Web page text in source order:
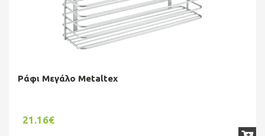
Ράφι Μεγάλο Metaltex
21.16€